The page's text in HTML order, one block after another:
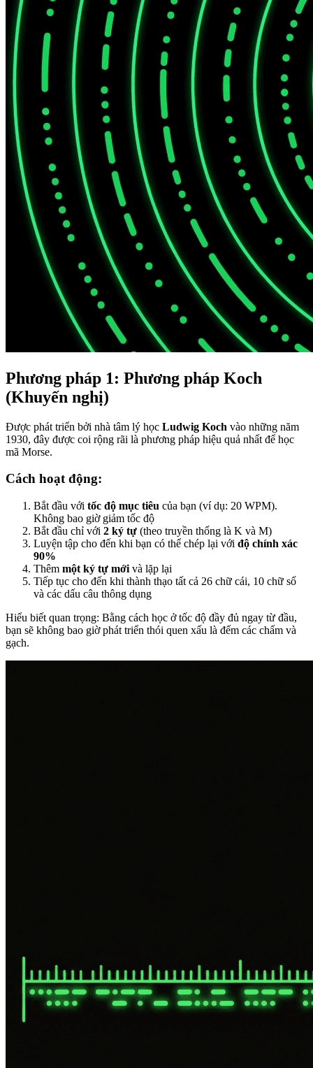
Phương pháp 1: Phương pháp Koch
(Khuyến nghị)
Được phát triển bởi nhà tâm lý học Ludwig Koch vào những năm
1930, đây được coi rộng rãi là phương pháp hiệu quả nhất để học
mã Morse.
Cách hoạt động:
Bắt đầu với tốc độ mục tiêu của bạn (ví dụ: 20 WPM).
Không bao giờ giảm tốc độ
Bắt đầu chỉ với 2 ký tự (theo truyền thống là K và M)
Luyện tập cho đến khi bạn có thể chép lại với độ chính xác
90%
Thêm một ký tự mới và lặp lại
Tiếp tục cho đến khi thành thạo tất cả 26 chữ cái, 10 chữ số
và các dấu câu thông dụng
Hiểu biết quan trọng: Bằng cách học ở tốc độ đầy đủ ngay từ đầu,
bạn sẽ không bao giờ phát triển thói quen xấu là đếm các chấm và
gạch.